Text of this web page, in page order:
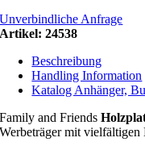
Unverbindliche Anfrage
Artikel:24538
Beschreibung
Handling Information
Katalog Anhänger,
Family and Friends
Werbeträger mit vielfältigen